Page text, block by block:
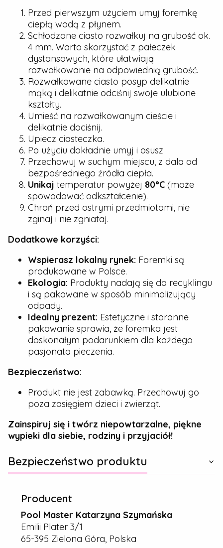
Przed pierwszym użyciem umyj foremkę
ciepłą wodą z płynem.
Schłodzone ciasto rozwałkuj na grubość ok.
4 mm. Warto skorzystać z pałeczek
dystansowych, które ułatwiają
rozwałkowanie na odpowiednią grubość.
Rozwałkowane ciasto posyp delikatnie
mąką i delikatnie odciśnij swoje ulubione
kształty.
Umieść na rozwałkowanym cieście i
delikatnie dociśnij.
Upiecz ciasteczka.
Po użyciu dokładnie umyj i osusz
Przechowuj w suchym miejscu, z dala od
bezpośredniego źródła ciepła.
Unikaj temperatur powyżej 80°C (może
spowodować odkształcenie).
Chroń przed ostrymi przedmiotami, nie
zginaj i nie zgniataj.
Dodatkowe korzyści:
Wspierasz lokalny rynek: Foremki są
produkowane w Polsce.
Ekologia: Produkty nadają się do recyklingu
i są pakowane w sposób minimalizujący
odpady.
Idealny prezent: Estetyczne i staranne
pakowanie sprawia, że foremka jest
doskonałym podarunkiem dla każdego
pasjonata pieczenia.
Bezpieczeństwo:
Produkt nie jest zabawką. Przechowuj go
poza zasięgiem dzieci i zwierząt.
Zainspiruj się i twórz niepowtarzalne, piękne
wypieki dla siebie, rodziny i przyjaciół!
Bezpieczeństwo produktu
Producent
Pool Master Katarzyna Szymańska
Emilii Plater 3/1
65-395 Zielona Góra, Polska